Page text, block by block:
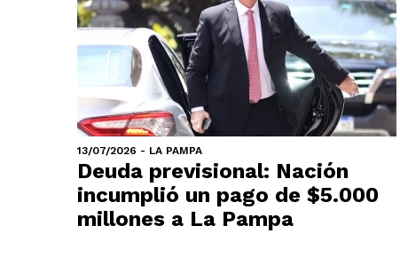
13/07/2026 - LA PAMPA
Deuda previsional: Nación
incumplió un pago de $5.000
millones a La Pampa